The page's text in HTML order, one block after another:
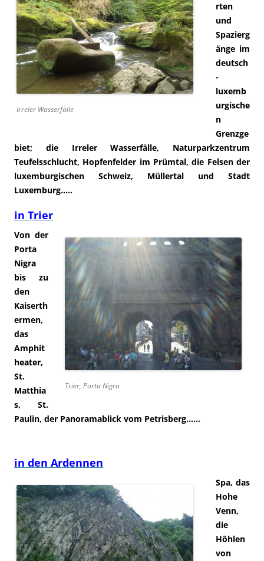
Irreler Wasserfälle
rten
und
Spazierg
änge im
deutsch
-
luxemb
urgische
n
Grenzge
biet; die Irreler Wasserfälle, Naturparkzentrum
Teufelsschlucht, Hopfenfelder im Prümtal, die Felsen der
luxemburgischen Schweiz, Müllertal und Stadt
Luxemburg…..
in Trier
Trier, Porta Nigra
Von der
Porta
Nigra
bis zu
den
Kaiserth
ermen,
das
Amphit
heater,
St.
Matthia
s, St.
Paulin, der Panoramablick vom Petrisberg……
in den Ardennen
Spa, das
Hohe
Venn,
die
Höhlen
von